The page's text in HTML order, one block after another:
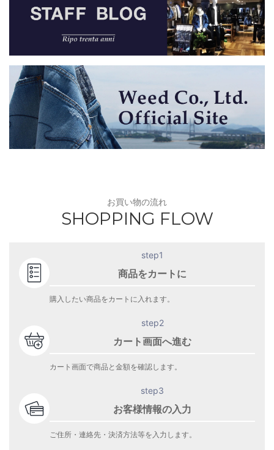
お買い物の流れ
SHOPPING FLOW
step1
商品をカートに
購入したい商品をカートに入れます。
step2
カート画面へ進む
カート画面で商品と金額を確認します。
step3
お客様情報の入力
ご住所・連絡先・決済方法等を入力します。